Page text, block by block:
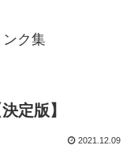
ク集
定版】
2021.12.09